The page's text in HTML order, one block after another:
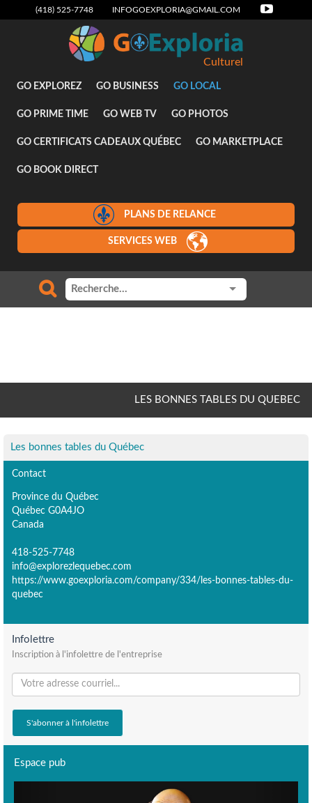
(418) 525-7748 INFOGOEXPLORIA@GMAIL.COM
Culturel
GO EXPLOREZ GO BUSINESS GO LOCAL
GO PRIME TIME GO WEB TV GO PHOTOS
GO CERTIFICATS CADEAUX QUÉBEC GO MARKETPLACE
GO BOOK DIRECT
PLANS DE RELANCE
SERVICES WEB
LES BONNES TABLES DU QUEBEC
Les bonnes tables du Québec
Contact
Province du Québec
Québec G0A4JO
Canada
418-525-7748
info@explorezlequebec.com
https://www.goexploria.com/company/334/les-bonnes-tables-du-
quebec
Infolettre
Inscription à l'infolettre de l'entreprise
Espace pub